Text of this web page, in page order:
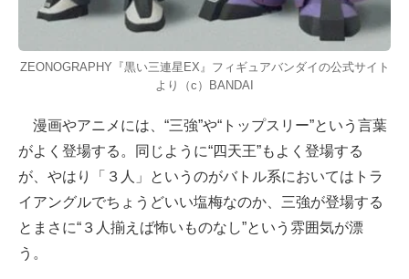
ZEONOGRAPHY『黒い三連星EX』フィギュアバンダイの公式サイト
より（c）BANDAI
漫画やアニメには、“三強”や“トップスリー”という言葉
がよく登場する。同じように“四天王”もよく登場する
が、やはり「３人」というのがバトル系においてはトラ
イアングルでちょうどいい塩梅なのか、三強が登場する
とまさに“３人揃えば怖いものなし”という雰囲気が漂
う。